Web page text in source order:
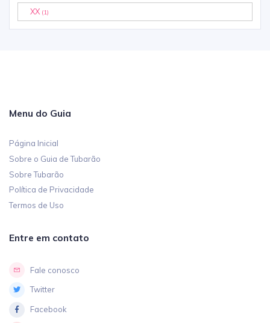
XX (1)
Menu do Guia
Página Inicial
Sobre o Guia de Tubarão
Sobre Tubarão
Política de Privacidade
Termos de Uso
Entre em contato
Fale conosco
Twitter
Facebook